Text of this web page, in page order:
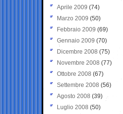
Aprile 2009 (74)
Marzo 2009 (50)
Febbraio 2009 (69)
Gennaio 2009 (70)
Dicembre 2008 (75)
Novembre 2008 (77)
Ottobre 2008 (67)
Settembre 2008 (56)
Agosto 2008 (39)
Luglio 2008 (50)